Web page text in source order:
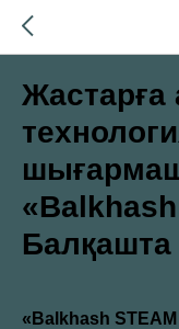
Балқашта
«Balkhash